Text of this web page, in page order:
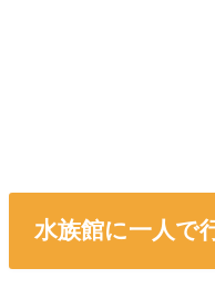
水族館に一人で